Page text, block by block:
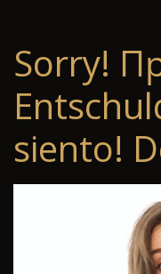
Sorry!
siento!